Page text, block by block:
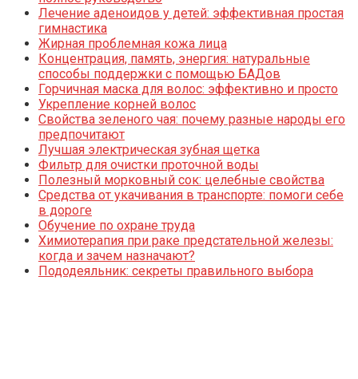
Лечение аденоидов у детей: эффективная простая
гимнастика
Жирная проблемная кожа лица
Концентрация, память, энергия: натуральные
способы поддержки с помощью БАДов
Горчичная маска для волос: эффективно и просто
Укрепление корней волос
Свойства зеленого чая: почему разные народы его
предпочитают
Лучшая электрическая зубная щетка
Фильтр для очистки проточной воды
Полезный морковный сок: целебные свойства
Средства от укачивания в транспорте: помоги себе
в дороге
Обучение по охране труда
Химиотерапия при раке предстательной железы:
когда и зачем назначают?
Пододеяльник: секреты правильного выбора